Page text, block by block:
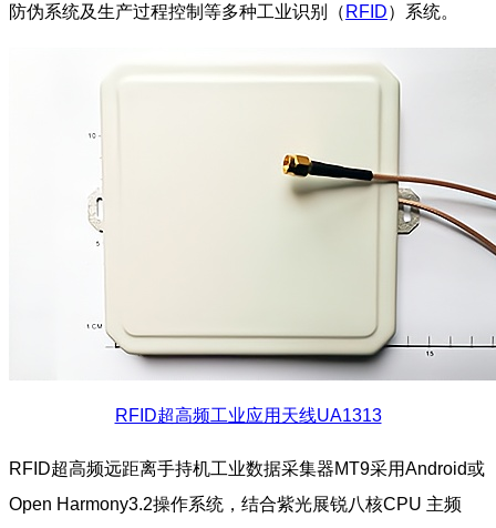
防伪系统及生产过程控制等多种工业识别（ RFID）系统。
RFID超高频工业应用天线UA1313
RFID超高频远距离手持机工业数据采集器MT9采用Android或
Open Harmony3.2操作系统，结合紫光展锐八核CPU 主频